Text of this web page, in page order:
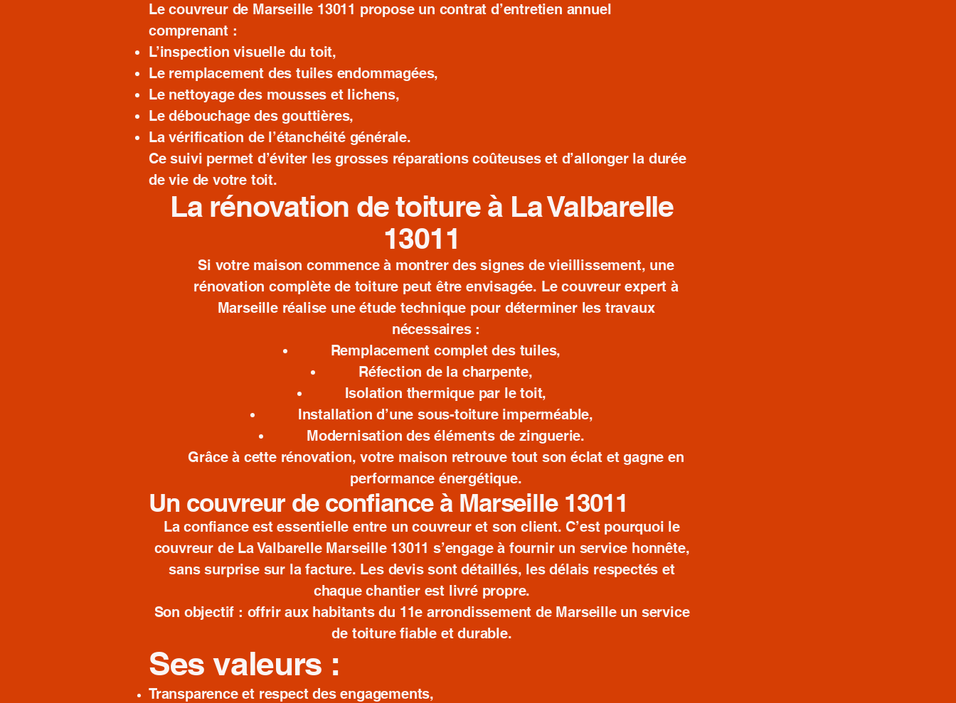
Le couvreur de Marseille 13011 propose un contrat d’entretien annuel
comprenant :
L’inspection visuelle du toit,
Le remplacement des tuiles endommagées,
Le nettoyage des mousses et lichens,
Le débouchage des gouttières,
La vérification de l’étanchéité générale.
Ce suivi permet d’éviter les grosses réparations coûteuses et d’allonger la durée
de vie de votre toit.
La rénovation de toiture à La Valbarelle
13011
Si votre maison commence à montrer des signes de vieillissement, une
rénovation complète de toiture peut être envisagée. Le couvreur expert à
Marseille réalise une étude technique pour déterminer les travaux
nécessaires :
Remplacement complet des tuiles,
Réfection de la charpente,
Isolation thermique par le toit,
Installation d’une sous-toiture imperméable,
Modernisation des éléments de zinguerie.
Grâce à cette rénovation, votre maison retrouve tout son éclat et gagne en
performance énergétique.
Un couvreur de confiance à Marseille 13011
La confiance est essentielle entre un couvreur et son client. C’est pourquoi le
couvreur de La Valbarelle Marseille 13011 s’engage à fournir un service honnête,
sans surprise sur la facture. Les devis sont détaillés, les délais respectés et
chaque chantier est livré propre.
Son objectif : offrir aux habitants du 11e arrondissement de Marseille un service
de toiture fiable et durable.
Ses valeurs :
Transparence et respect des engagements,